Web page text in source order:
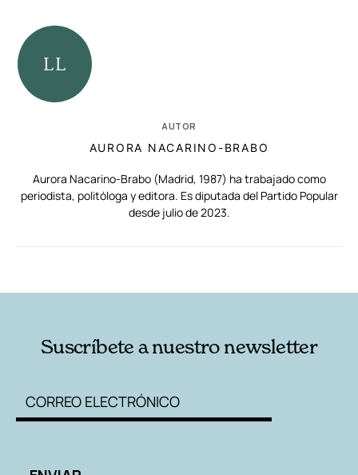
AUTOR
AURORA NACARINO-BRABO
Aurora Nacarino-Brabo (Madrid, 1987) ha trabajado como
periodista, politóloga y editora. Es diputada del Partido Popular
desde julio de 2023.
Suscríbete a nuestro newsletter